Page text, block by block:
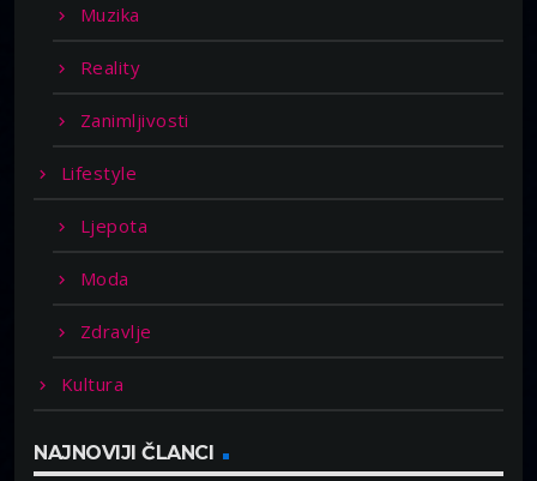
Muzika
Reality
Zanimljivosti
Lifestyle
Ljepota
Moda
Zdravlje
Kultura
NAJNOVIJI ČLANCI